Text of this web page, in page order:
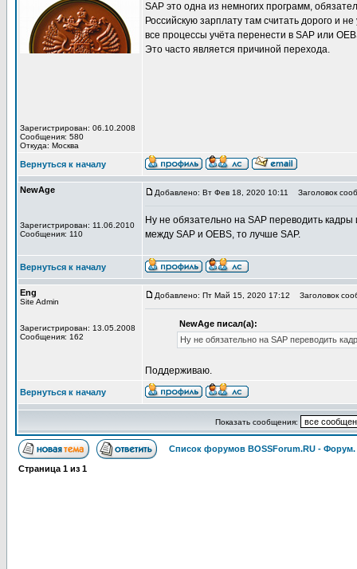
Зарегистрирован: 06.10.2008
Сообщения: 580
Откуда: Москва
SAP это одна из немногих программ,
Российскую зарплату там считать дорого и
все процессы учёта перенести в SAP или
Это часто является причиной перехода.
Вернуться к началу
NewAge
Зарегистрирован: 11.06.2010
Сообщения: 110
Добавлено: Вт Фев 18, 2020 10:11 Заголовок
Ну не обязательно на SAP переводить
между SAP и OEBS, то лучше SAP.
Вернуться к началу
Eng
Site Admin
Зарегистрирован: 13.05.2008
Сообщения: 162
Добавлено: Пт Май 15, 2020 17:12 Заголовок
NewAge писал(а):
Ну не обязательно на SAP переводить
Поддерживаю.
Вернуться к началу
Показать сообщения:
Список форумов BOSSForum.RU -
Страница 1 из 1